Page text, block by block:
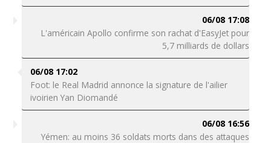
06/08 17:08
L'américain Apollo confirme son rachat d'EasyJet pour
5,7 milliards de dollars
06/08 17:02
Foot: le Real Madrid annonce la signature de l'ailier
ivoirien Yan Diomandé
06/08 16:56
Yémen: au moins 36 soldats morts dans des attaques